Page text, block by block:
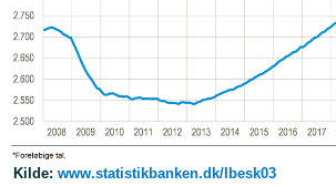
Kilde: www.statistikbanken.dk/lbesk03